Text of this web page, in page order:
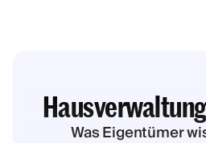
Was Eigentümer